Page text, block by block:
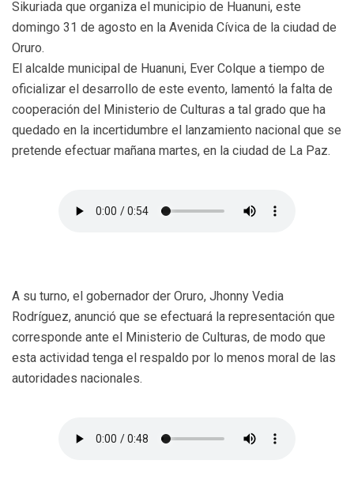
Sikuriada que organiza el municipio de Huanuni, este
domingo 31 de agosto en la Avenida Cívica de la ciudad de
Oruro.
El alcalde municipal de Huanuni, Ever Colque a tiempo de
oficializar el desarrollo de este evento, lamentó la falta de
cooperación del Ministerio de Culturas a tal grado que ha
quedado en la incertidumbre el lanzamiento nacional que se
pretende efectuar mañana martes, en la ciudad de La Paz.
A su turno, el gobernador der Oruro, Jhonny Vedia
Rodríguez, anunció que se efectuará la representación que
corresponde ante el Ministerio de Culturas, de modo que
esta actividad tenga el respaldo por lo menos moral de las
autoridades nacionales.